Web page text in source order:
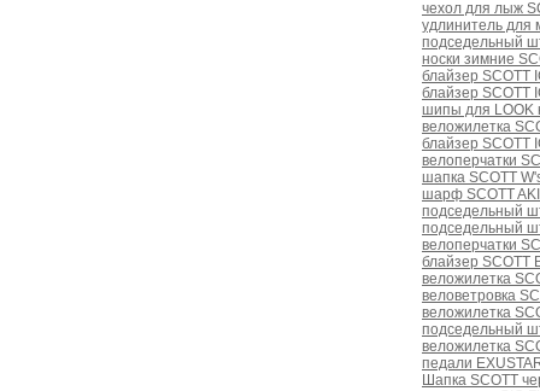
чехол для лыж
удлинитель для
подседельный
носки зимние
блайзер SCOTT
блайзер SCOTT
шипы для LOOK
веложилетка
блайзер SCOTT
велоперчатки
шапка SCOTT
шарф SCOTT
подседельный
подседельный
велоперчатки
блайзер SCOTT
веложилетка
веловетровка
веложилетка
подседельный
веложилетка
педали
Шапка SCOTT